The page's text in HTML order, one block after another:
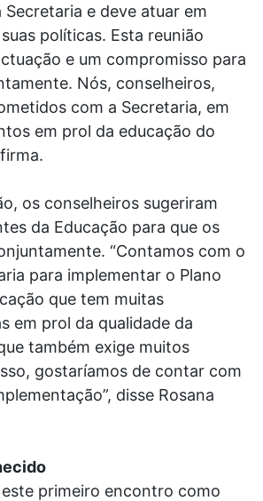
Secretaria e deve atuar em
políticas. Esta reunião
e um compromisso para
Nós, conselheiros,
com a Secretaria, em
em prol da educação do
os conselheiros sugeriram
da Educação para que os
“Contamos com o
para implementar o Plano
que tem muitas
em prol da qualidade da
também exige muitos
gostaríamos de contar com
disse Rosana
primeiro encontro como